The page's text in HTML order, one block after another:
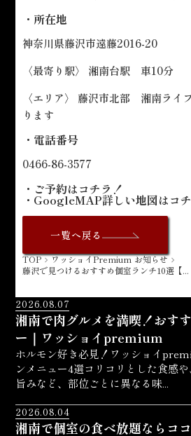
・所在地
神奈川県藤沢市遠藤2016-20
〈最寄り駅〉 湘南台駅 車10分
〈エリア〉 藤沢市北部 湘南ライ
ります
・電話番号
0466-86-3577
・ご予約はコチラ！
・GoogleMAP詳しい地図はコ
一覧へ戻る
TOP navigate_next ワッショイPremium お知らせ navigate_next
藤沢で見つけるおすすめ個室ランチ10選【...
2026.08.07
湘南で肉グルメを満喫！おす
ー｜ワッショイpremium
ホルモン好き必見！ワッショイ
ンメニュー4選コリコリとした食感
旨みなど、部位ごとに異なる味...
2026.08.04
湘南で個室の食べ放題ならコ